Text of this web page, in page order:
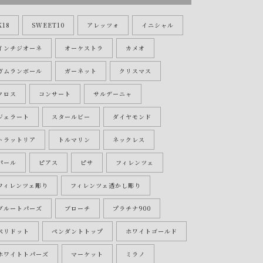
SWEET10 アレッツォ イニシャル
ンチジオーネ オーケストラ カメオ
ムランボール ガーネット クリスマス
ロス コンサート サルデーニャ
ェラート スタールビー ダイヤモンド
ラットリア トルマリン ネックレス
ール ピアス ピサ フィレンツェ
ィレンツェ彫り フィレンツェ透かし彫り
ルートパーズ ブローチ プラチナ900
リドット ペンダントトップ ホワイトゴールド
ワイトトパーズ マーケット ミラノ